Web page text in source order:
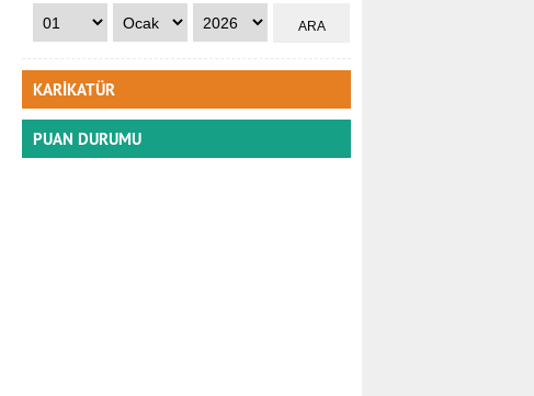
KARİKATÜR
PUAN DURUMU